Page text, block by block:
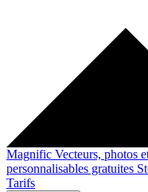
Magnific Vecteurs, photos
personnalisables gratuites
Tarifs